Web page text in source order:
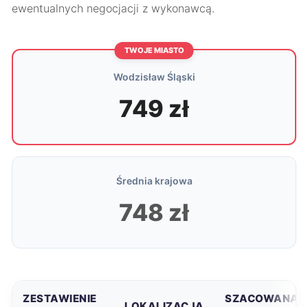
ewentualnych negocjacji z wykonawcą.
TWOJE MIASTO
Wodzisław Śląski
749 zł
Średnia krajowa
748 zł
ZESTAWIENIE SZACOWANA